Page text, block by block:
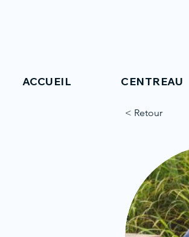
ACCUEIL CENTREAU
< Retour